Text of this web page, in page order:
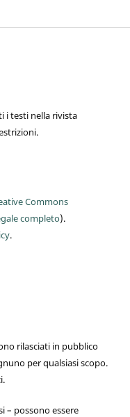
i testi nella rivista
Commons
completo).
.
rilasciati in pubblico
per qualsiasi scopo.
– possono essere